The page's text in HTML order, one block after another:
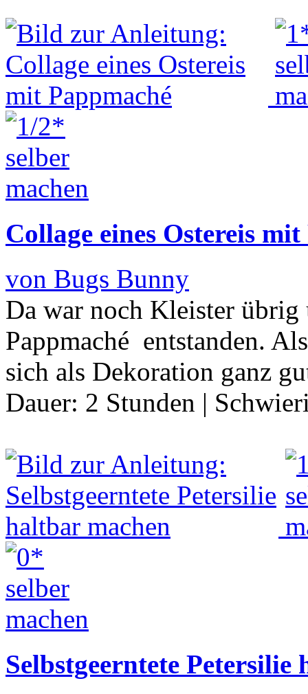
Collage eines Ostereis
von Bugs Bunny
Da war noch Kleister übrig
Pappmaché entstanden.
sich als Dekoration ganz
Dauer: 2 Stunden |
Selbstgeerntete Petersilie